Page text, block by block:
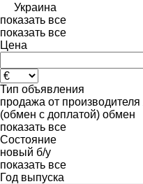
Украина
показать все
показать все
Цена
Тип объявления
продажа от производителя
(обмен с доплатой) обмен
показать все
Состояние
новый б/у
показать все
Год выпуска